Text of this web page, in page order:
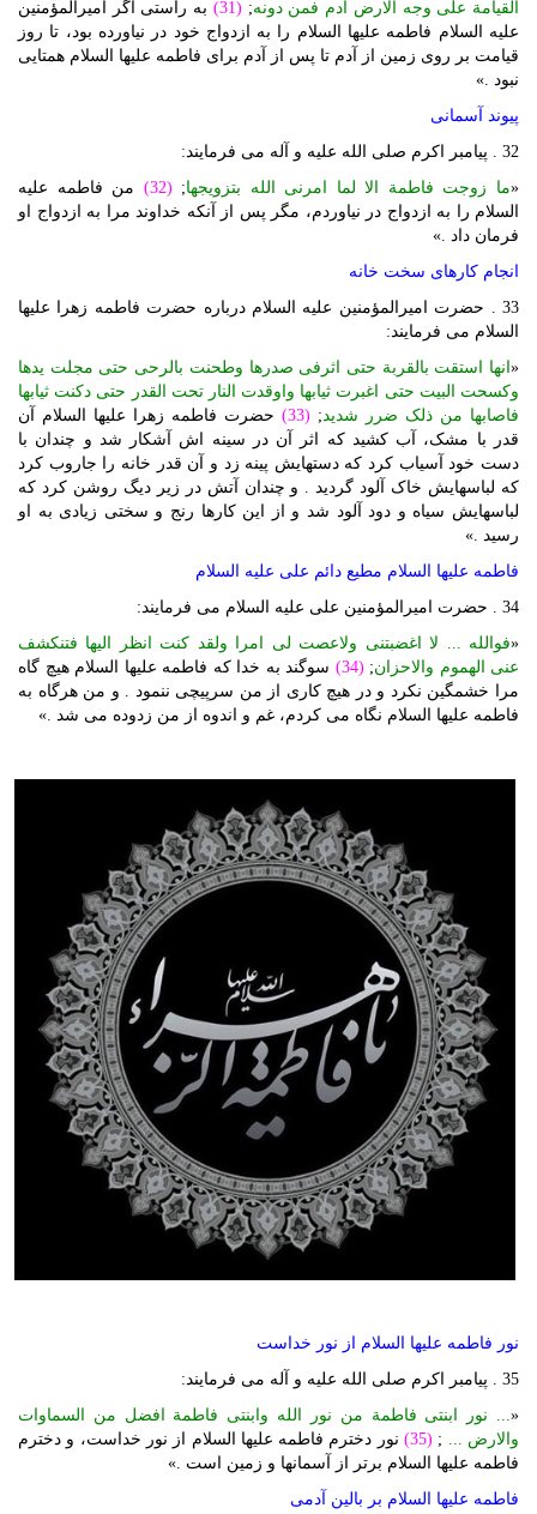
القیامة علی وجه الارض آدم فمن دونه;
(31)
به راستی اگر امیرالمؤمنین
علیه السلام فاطمه علیها السلام را به ازدواج خود در نیاورده بود، تا روز
قیامت بر روی زمین از آدم تا پس از آدم برای فاطمه علیها السلام همتایی
نبود .»
پیوند آسمانی
32 . پیامبر اکرم صلی الله علیه و آله می فرمایند:
«ما زوجت فاطمة الا لما امرنی الله بتزویجها;
(32)
من فاطمه علیه
السلام را به ازدواج در نیاوردم، مگر پس از آنکه خداوند مرا به ازدواج او
فرمان داد .»
انجام کارهای سخت خانه
33 . حضرت امیرالمؤمنین علیه السلام درباره حضرت فاطمه زهرا علیها
السلام می فرمایند:
«انها استقت بالقربة حتی اثرفی صدرها وطحنت بالرحی حتی مجلت یدها
وکسحت البیت حتی اغبرت ثیابها واوقدت النار تحت القدر حتی دکنت ثیابها
فاصابها من ذلک ضرر شدید ;
(33)
حضرت فاطمه زهرا علیها السلام آن
قدر با مشک، آب کشید که اثر آن در سینه اش آشکار شد و چندان با
دست خود آسیاب کرد که دستهایش پینه زد و آن قدر خانه را جاروب کرد
که لباسهایش خاک آلود گردید . و چندان آتش در زیر دیگ روشن کرد که
لباسهایش سیاه و دود آلود شد و از این کارها رنج و سختی زیادی به او
رسید .»
فاطمه علیها السلام مطیع دائم علی علیه السلام
34 . حضرت امیرالمؤمنین علی علیه السلام می فرمایند:
«فوالله ... لا اغضبتنی ولاعصت لی امرا ولقد کنت انظر الیها فتنکشف
عنی الهموم والاحزان;
(34)
سوگند به خدا که فاطمه علیها السلام هیچ گاه
مرا خشمگین نکرد و در هیچ کاری از من سرپیچی ننمود . و من هرگاه به
فاطمه علیها السلام نگاه می کردم، غم و اندوه از من زدوده می شد .»
نور فاطمه علیها السلام از نور خداست
35 . پیامبر اکرم صلی الله علیه و آله می فرمایند:
« ... نور ابنتی فاطمة من نور الله وابنتی فاطمة افضل من السماوات
والارض ...
;
(35)
نور دخترم فاطمه علیها السلام از نور خداست، و دخترم
فاطمه علیها السلام برتر از آسمانها و زمین است .»
فاطمه علیها السلام بر بالین آدمی